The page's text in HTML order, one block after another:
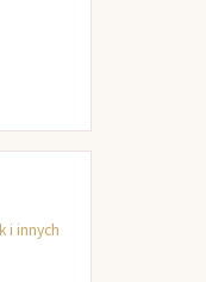
i innych